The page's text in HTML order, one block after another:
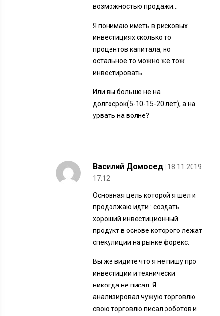
возможностью продажи…
Я понимаю иметь в рисковых
инвестициях сколько то
процентов капитала, но
остальное то можно же тож
инвестировать.
Или вы больше не на
долгосрок(5-10-15-20 лет), а на
урвать на волне?
Василий Домосед
| 18.11.2019
17:12
Основная цель которой я шел и
продолжаю идти : создать
хороший инвестиционный
продукт в основе которого лежат
спекулиции на рынке форекс.
Вы же видите что я не пишу про
инвестиции и технически
никогда не писал. Я
анализировал чужую торговлю
свою торговлю писал роботов и